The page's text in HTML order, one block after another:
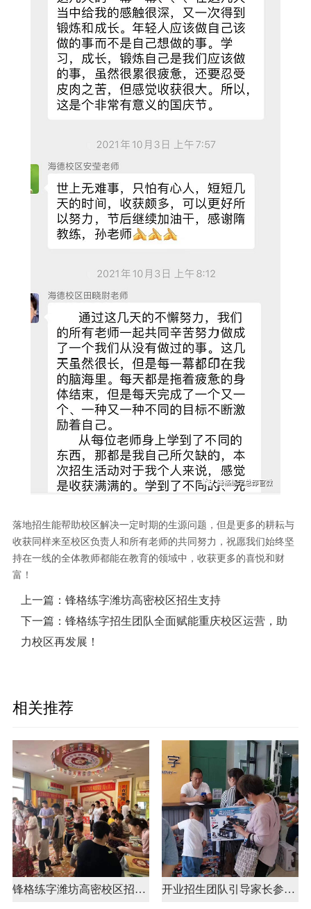
落地招生能帮助校区解决一定时期的生源问题，但是更多的耕耘与
收获同样来至校区负责人和所有老师的共同努力，祝愿我们始终坚
持在一线的全体教师都能在教育的领域中，收获更多的喜悦和财
富！
上一篇： 锋格练字潍坊高密校区招生支持
下一篇： 锋格练字招生团队全面赋能重庆校区运营，助
力校区再发展！
相关推荐
锋格练字潍坊高密校区招生支持 开业招生团队引导家长参观校区